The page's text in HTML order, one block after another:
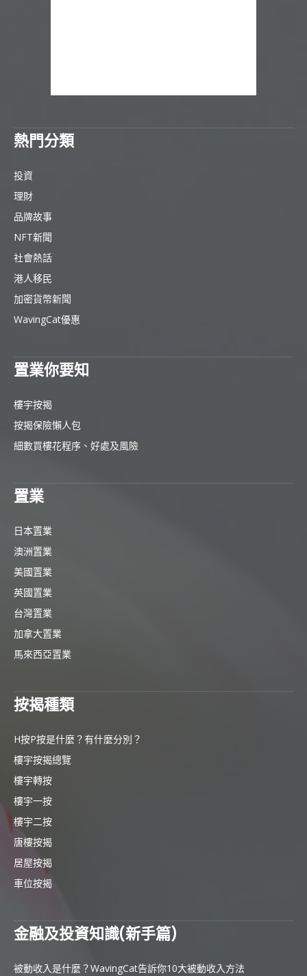
熱門分類
投資
理財
品牌故事
NFT新聞
社會熱話
港人移民
加密貨幣新聞
WavingCat優惠
置業你要知
樓宇按揭
按揭保險懶人包
細數買樓花程序、好處及風險
置業
日本置業
澳洲置業
美國置業
英國置業
台灣置業
加拿大置業
馬來西亞置業
按揭種類
H按P按是什麼？有什麼分別？
樓宇按揭總覽
樓宇轉按
樓宇一按
樓宇二按
唐樓按揭
居屋按揭
車位按揭
金融及投資知識(新手篇)
被動收入是什麼？WavingCat告訴你10大被動收入方法